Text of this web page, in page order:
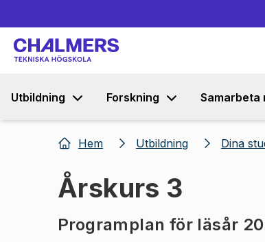
Utbildning Forskning Samarbeta
Hem Utbildning Dina
Årskurs 3
Programplan för läsår